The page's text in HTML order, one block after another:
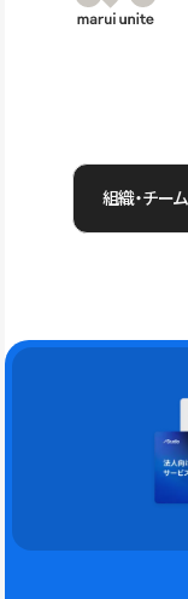
組織・チー